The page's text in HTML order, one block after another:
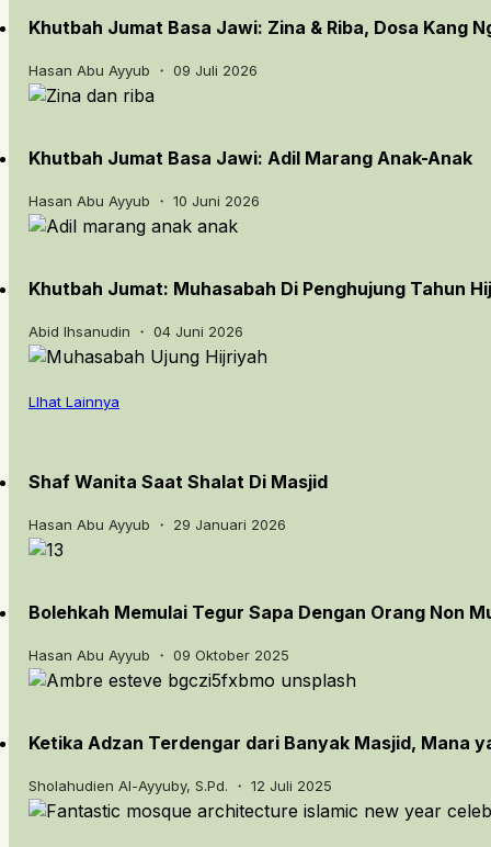
Khutbah Jumat Basa Jawi: Zina & Riba, Dosa Kang
Hasan Abu Ayyub ・ 09 Juli 2026
Khutbah Jumat Basa Jawi: Adil Marang Anak-Anak
Hasan Abu Ayyub ・ 10 Juni 2026
Khutbah Jumat: Muhasabah Di Penghujung Tahun
Abid Ihsanudin ・ 04 Juni 2026
LIhat Lainnya
Shaf Wanita Saat Shalat Di Masjid
Hasan Abu Ayyub ・ 29 Januari 2026
Bolehkah Memulai Tegur Sapa Dengan Orang Non
Hasan Abu Ayyub ・ 09 Oktober 2025
Ketika Adzan Terdengar dari Banyak Masjid, Mana
Sholahudien Al-Ayyuby, S.Pd. ・ 12 Juli 2025